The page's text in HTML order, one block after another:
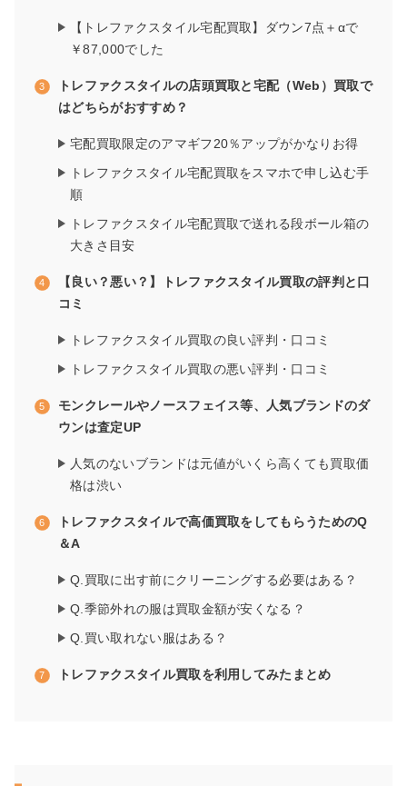
【トレファクスタイル宅配買取】ダウン7点＋αで
￥87,000でした
トレファクスタイルの店頭買取と宅配（Web）買取で
はどちらがおすすめ？
宅配買取限定のアマギフ20％アップがかなりお得
トレファクスタイル宅配買取をスマホで申し込む手
順
トレファクスタイル宅配買取で送れる段ボール箱の
大きさ目安
【良い？悪い？】トレファクスタイル買取の評判と口
コミ
トレファクスタイル買取の良い評判・口コミ
トレファクスタイル買取の悪い評判・口コミ
モンクレールやノースフェイス等、人気ブランドのダ
ウンは査定UP
人気のないブランドは元値がいくら高くても買取価
格は渋い
トレファクスタイルで高価買取をしてもらうためのQ
＆A
Q.買取に出す前にクリーニングする必要はある？
Q.季節外れの服は買取金額が安くなる？
Q.買い取れない服はある？
トレファクスタイル買取を利用してみたまとめ